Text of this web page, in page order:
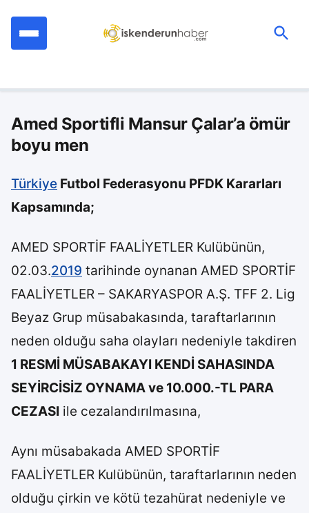
Amed Sportifli Mansur Çalar’a ömür
boyu men
Türkiye Futbol Federasyonu PFDK Kararları
Kapsamında;
AMED SPORTİF FAALİYETLER Kulübünün,
02.03.2019 tarihinde oynanan AMED SPORTİF
FAALİYETLER – SAKARYASPOR A.Ş. TFF 2. Lig
Beyaz Grup müsabakasında, taraftarlarının
neden olduğu saha olayları nedeniyle takdiren
1 RESMİ MÜSABAKAYI KENDİ SAHASINDA
SEYİRCİSİZ OYNAMA ve 10.000.-TL PARA
CEZASI ile cezalandırılmasına,
Aynı müsabakada AMED SPORTİF
FAALİYETLER Kulübünün, taraftarlarının neden
olduğu çirkin ve kötü tezahürat nedeniyle ve